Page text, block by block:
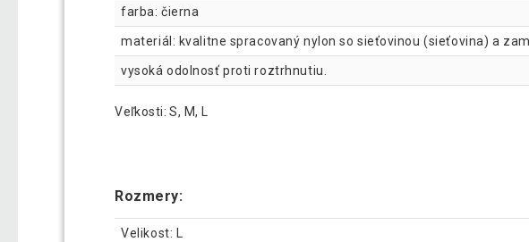
farba: čierna
materiál: kvalitne spracovaný nylon so sieťovinou (sieťovina) a
vysoká odolnosť proti roztrhnutiu.
Veľkosti: S, M, L
Rozmery:
Velikost: L